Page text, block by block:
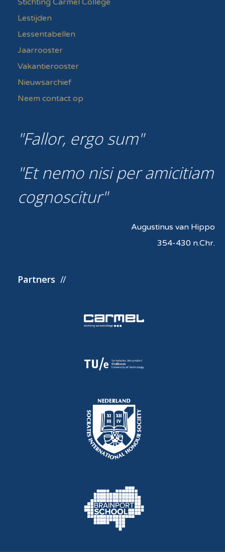
Lestijden
Lessentabellen
Jaarrooster
Vakantierooster
Nieuwsarchief
Neem contact op
Fallor, ergo sum
Et nemo nisi per amicitiam
cognoscitur
Augustinus van Hippo
354-430 n.Chr.
Partners